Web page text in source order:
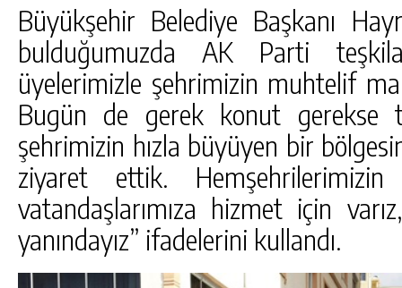
Büyükşehir Belediye Başkanı
bulduğumuzda AK Parti
üyelerimizle şehrimizin muhtelif
Bugün de gerek konut gerekse
şehrimizin hızla büyüyen bir
ziyaret ettik.
vatandaşlarımıza hizmet için
yanındayız” ifadelerini kullandı.